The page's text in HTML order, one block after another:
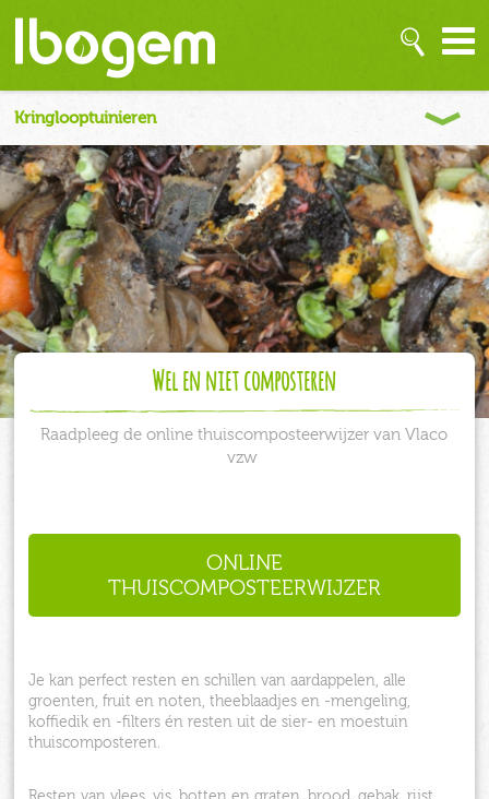
Wel en niet composteren
Raadpleeg de online thuiscomposteerwijzer van Vlaco
vzw
ONLINE
THUISCOMPOSTEERWIJZER
Je kan perfect resten en schillen van aardappelen, alle
groenten, fruit en noten, theeblaadjes en -mengeling,
koffiedik en -filters én resten uit de sier- en moestuin
thuiscomposteren.